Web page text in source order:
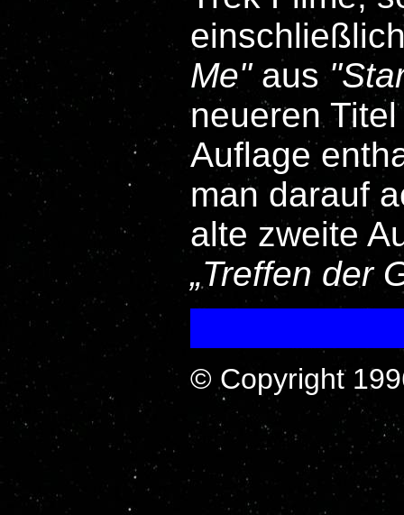
Me aus
neueren
Auflage
man darauf
alte zweite
Treffen der
© Copyright